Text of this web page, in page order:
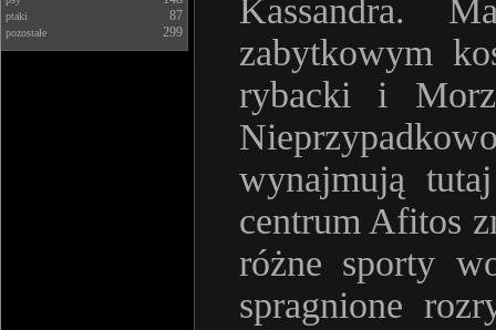
ptaki 87
pozostałe 299
Kassandra.
zabytkowym
rybacki i
wynajmują
centrum Afitos
różne sporty
spragnione